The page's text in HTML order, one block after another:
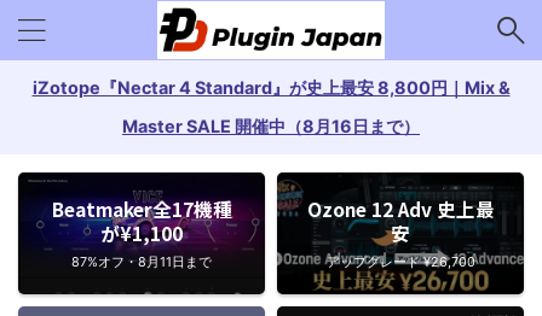
iZotope『Nectar 4 Standard』が史上最安 8,800円｜Mix &
Master SALE 開催中（8月16日まで）
Beatmaker全17機種
が¥1,100
87%オフ・8月11日まで
Ozone 12 Adv 史上最
安
アップグレード ¥26,700